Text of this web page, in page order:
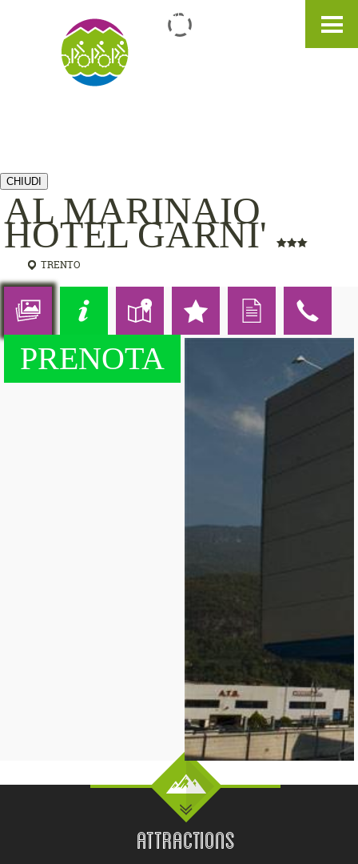
EN
CHIUDI
AL MARINAIO
HOTEL GARNI'
TRENTO
PRENOTA
ATTRACTIONS